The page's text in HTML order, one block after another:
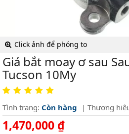
Click ảnh để phóng to
Giá bắt moay ơ sau
Tucson 10My
Tình trạng: Còn hàng | Thương
1,470,000 ₫